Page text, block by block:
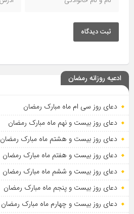
ثبت دیدگاه
ادعیه روزانه رمضان
دعای روز سی ام ماه مبارک رمضان
دعای روز بیست و نهم ماه مبارک رمضان
دعای روز بیست و هشتم ماه مبارک رمضان
دعای روز بیست و هفتم ماه مبارک رمضان
دعای روز بیست و ششم ماه مبارک رمضان
دعای روز بیست و پنجم ماه مبارک رمضان
دعای روز بیست و چهارم ماه مبارک رمضان